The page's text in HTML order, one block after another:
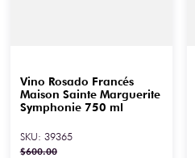
Vino Rosado Francés
Maison Sainte Marguerite
Symphonie 750 ml
SKU: 39365
$600.00